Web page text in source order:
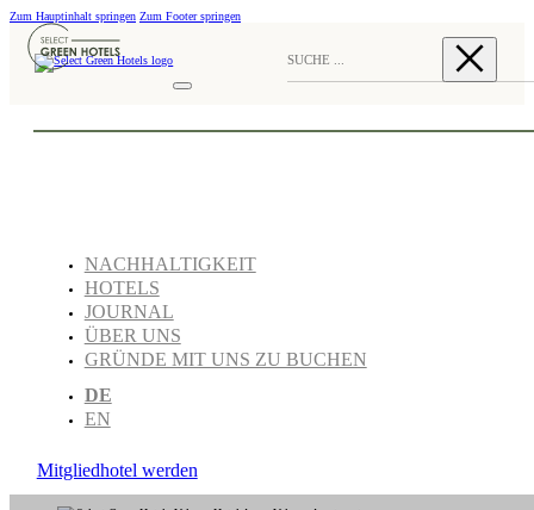
Zum Hauptinhalt springen Zum Footer springen
NACHHALTIGKEIT
HOTELS
JOURNAL
ÜBER UNS
GRÜNDE MIT UNS ZU BUCHEN
DE
EN
Mitgliedhotel werden